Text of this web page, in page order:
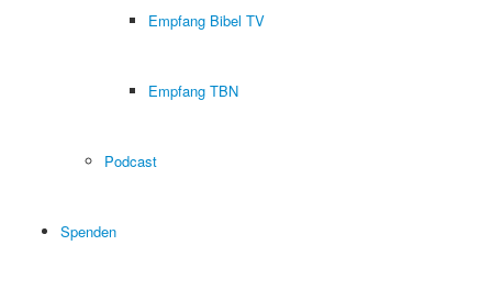
Empfang Bibel TV
Empfang TBN
Podcast
Spenden